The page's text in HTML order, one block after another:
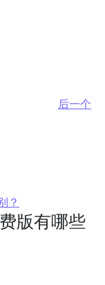
后一个
？
版有哪些